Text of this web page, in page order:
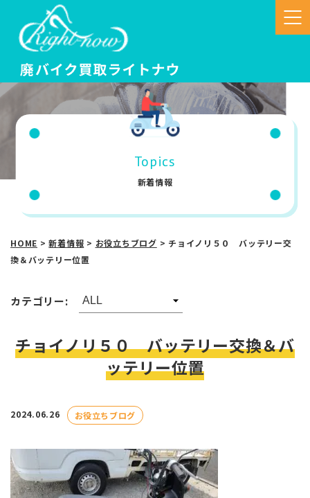
Topics
新着情報
HOME >新着情報 > お役立ちブログ > チョイノリ５０ バッテリー交
換＆バッテリー位置
カテゴリー:
チョイノリ５０ バッテリー交換＆バ
ッテリー位置
2024.06.26 お役立ちブログ